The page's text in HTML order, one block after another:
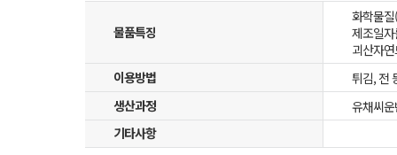
물품특징
화학물
제조일
괴산자
이용방법
튀김, 전
생산과정
유채씨
기타사항